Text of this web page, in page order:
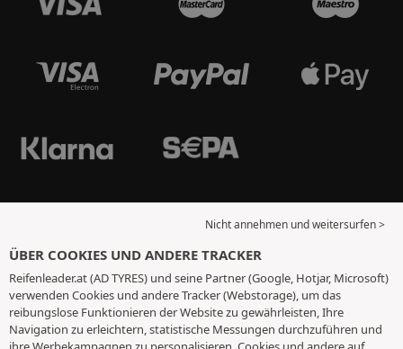
Nicht annehmen und weitersurfen >
ÜBER COOKIES UND ANDERE TRACKER
Reifenleader.at (AD TYRES) und seine Partner (Google, Hotjar, Microsoft)
verwenden Cookies und andere Tracker (Webstorage), um das
reibungslose Funktionieren der Website zu gewährleisten, Ihre
Navigation zu erleichtern, statistische Messungen durchzuführen und